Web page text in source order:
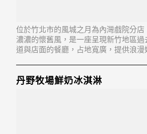
位於竹北市的風城之月為內灣戲院分店
濃濃的懷舊風，是一座呈現新竹地區
道與店面的餐廳，占地寬廣，提供浪漫
丹野牧場鮮奶冰淇淋